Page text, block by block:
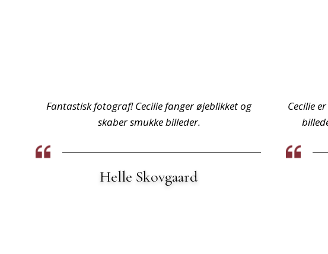
Cecilie er en mester i landskabsfotografering! Hans
billeder formidler naturens skønhed perfekt.
Mette Nielsen